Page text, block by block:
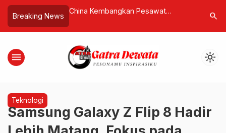
Breaking News
Pulihkan
Terapi Sel
China Kembangkan Pesawat
Mirip Film Fiksi Ilmiah Mulai Diuji
Warren
Pajak,
search
menu light_mode
Teknologi
Samsung Galaxy Z Flip 8 Hadir